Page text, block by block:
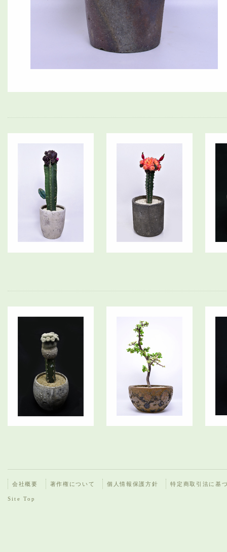
会社概要 著作権について 個人情報保護方針 特定商取引法に基
Site Top